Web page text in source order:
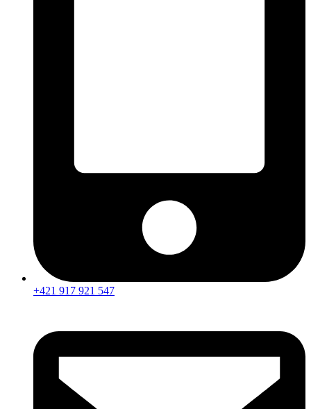
+421 917 921 547